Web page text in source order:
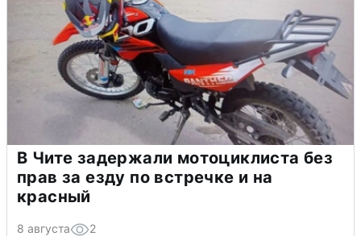
В Чите задержали мотоциклиста без
прав за езду по встречке и на
красный
8 августа 2